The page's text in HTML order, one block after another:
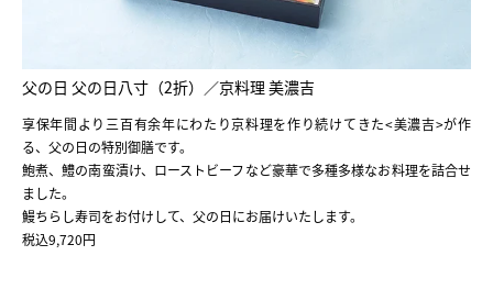
父の日 父の日八寸（2折）／京料理 美濃吉
享保年間より三百有余年にわたり京料理を作り続けてきた<美濃吉>が作
る、父の日の特別御膳です。
鮑煮、鱧の南蛮漬け、ローストビーフなど豪華で多種多様なお料理を詰合せ
ました。
鰻ちらし寿司をお付けして、父の日にお届けいたします。
税込9,720円